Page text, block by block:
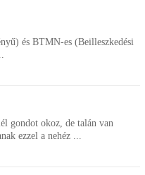
és BTMN-es (Beilleszkedési
gondot okoz, de talán van
ezzel a nehéz ...